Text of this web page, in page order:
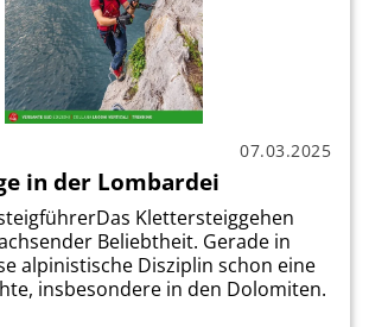
07.03.2025
in der Lombardei
Klettersteiggehen
Beliebtheit. Gerade in
alpinistische Disziplin schon eine
insbesondere in den Dolomiten.